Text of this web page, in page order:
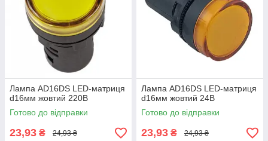
Лампа AD16DS LED-матриця
d16мм жовтий 220В
Готово до відправки
23,93 ₴ 24,93 ₴
Лампа AD16DS LED-матриця
d16мм жовтий 24В
Готово до відправки
23,93 ₴ 24,93 ₴